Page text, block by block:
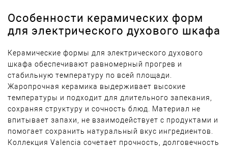
Особенности керамических форм
для электрического духового шкафа
Керамические формы для электрического духового
шкафа обеспечивают равномерный прогрев и
стабильную температуру по всей площади.
Жаропрочная керамика выдерживает высокие
температуры и подходит для длительного запекания,
сохраняя структуру и сочность блюд. Материал не
впитывает запахи, не взаимодействует с продуктами и
помогает сохранить натуральный вкус ингредиентов.
Коллекция Valencia сочетает прочность, долговечность